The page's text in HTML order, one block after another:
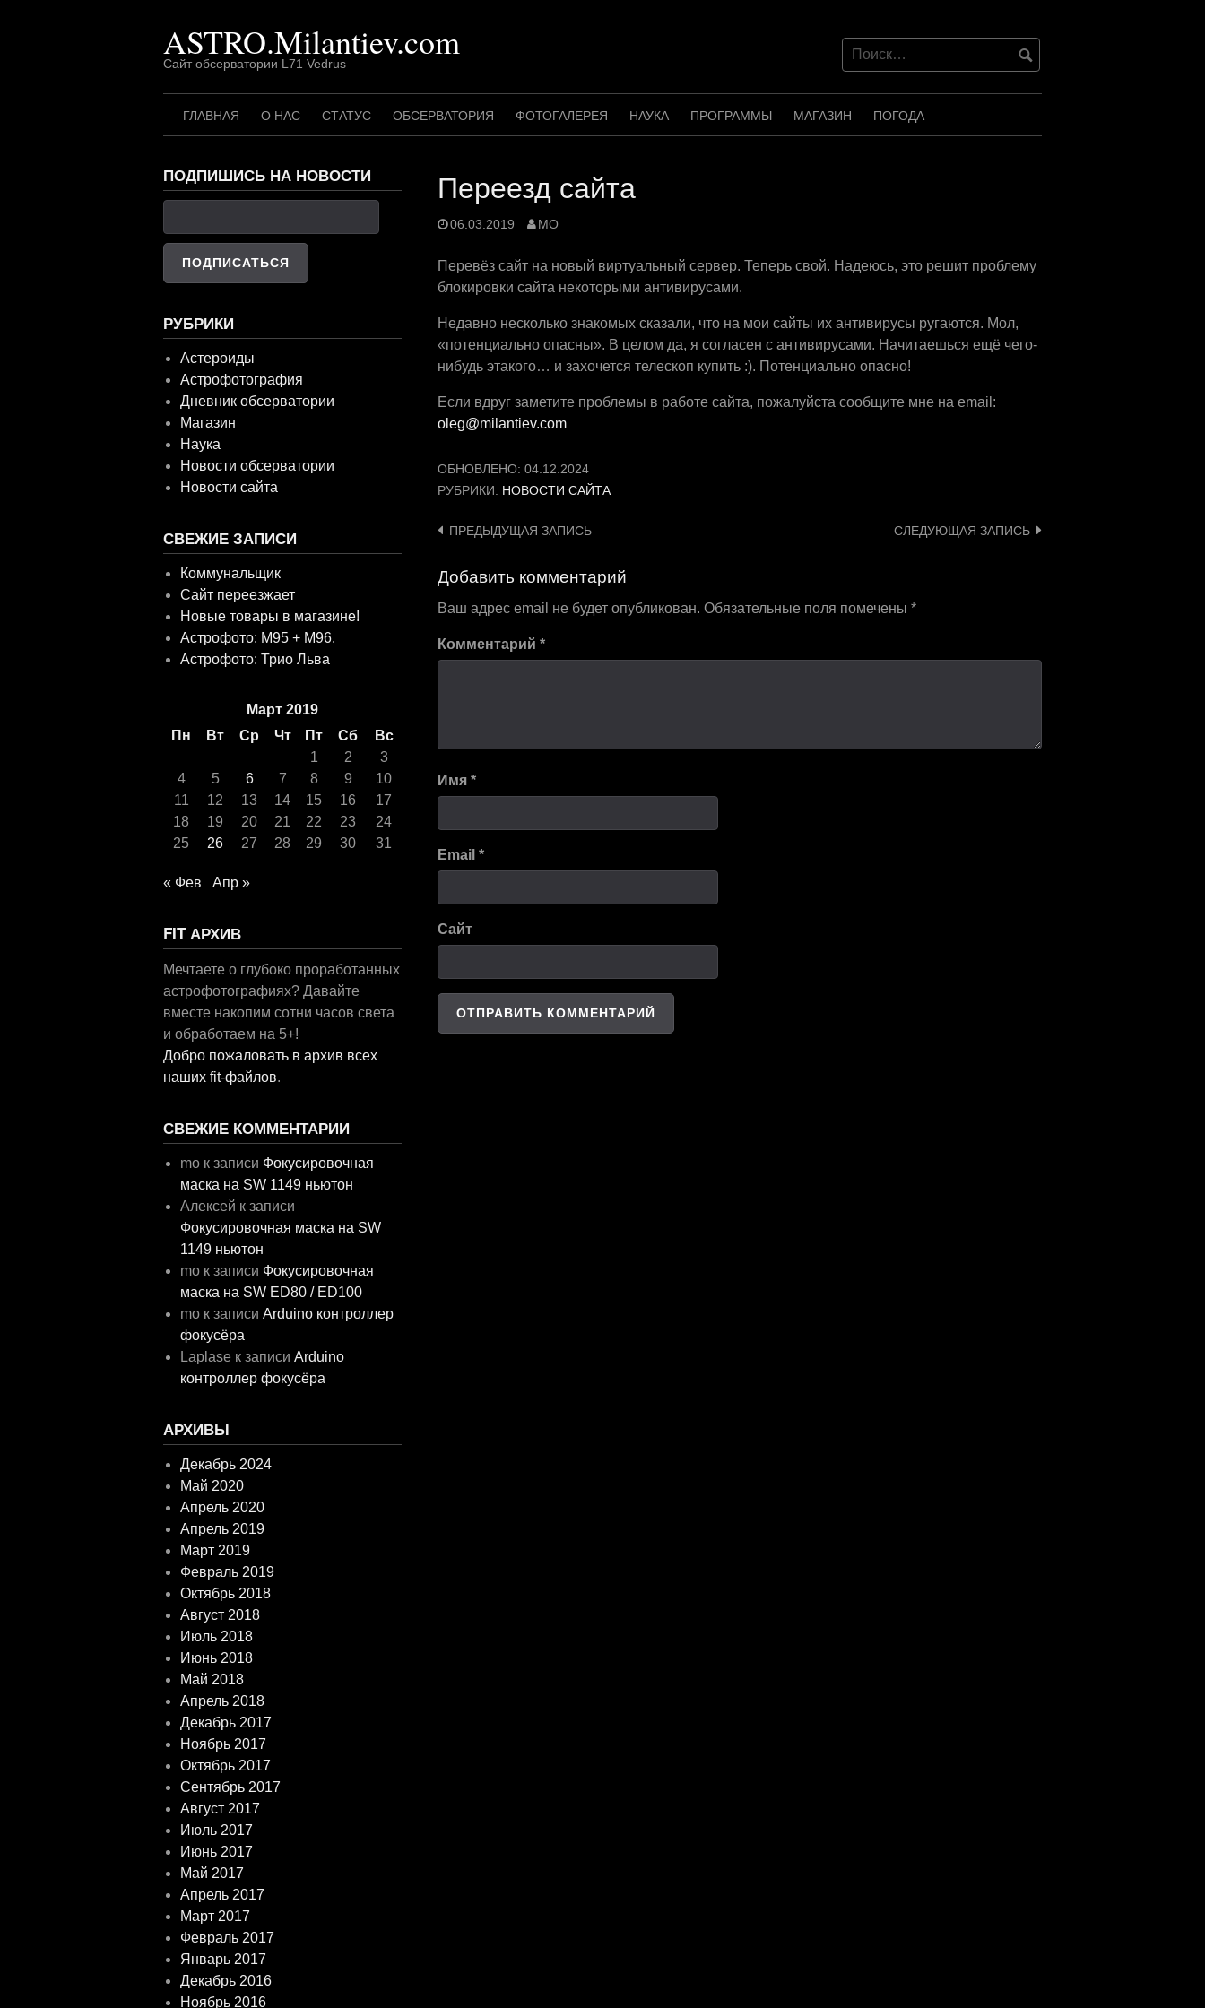
ASTRO.Milantiev.com
Сайт обсерватории L71 Vedrus
ГЛАВНАЯ О НАС СТАТУС ОБСЕРВАТОРИЯ ФОТОГАЛЕРЕЯ НАУКА ПРОГРАММЫ МАГАЗИН ПОГОДА
Переезд сайта
06.03.2019 MO
Перевёз сайт на новый виртуальный сервер. Теперь свой. Надеюсь, это решит проблему
блокировки сайта некоторыми антивирусами.
Недавно несколько знакомых сказали, что на мои сайты их антивирусы ругаются. Мол,
«потенциально опасны». В целом да, я согласен с антивирусами. Начитаешься ещё чего-
нибудь этакого… и захочется телескоп купить :). Потенциально опасно!
Если вдруг заметите проблемы в работе сайта, пожалуйста сообщите мне на email:
oleg@milantiev.com
ОБНОВЛЕНО: 04.12.2024
РУБРИКИ: НОВОСТИ САЙТА
Навигация
записям
ПРЕДЫДУЩАЯ ЗАПИСЬ СЛЕДУЮЩАЯ ЗАПИСЬ
Добавить комментарий
Ваш адрес email не будет опубликован. Обязательные поля помечены *
Комментарий *
Имя *
Email *
Сайт
ПОДПИШИСЬ НА НОВОСТИ
РУБРИКИ
Астероиды
Астрофотография
Дневник обсерватории
Магазин
Наука
Новости обсерватории
Новости сайта
СВЕЖИЕ ЗАПИСИ
Коммунальщик
Сайт переезжает
Новые товары в магазине!
Астрофото: M95 + M96.
Астрофото: Трио Льва
Март 2019
Пн
Вт Ср Чт Пт Сб
Вс
1
2
3
4
5 6 7 8 9
10
11
12 13 14 15 16
17
18
19 20 21 22 23
24
25
26 27 28 29 30 31
« Фев Апр »
FIT АРХИВ
Мечтаете о глубоко проработанных
астрофотографиях? Давайте
вместе накопим сотни часов света
и обработаем на 5+!
Добро пожаловать в архив всех
наших fit-файлов.
СВЕЖИЕ КОММЕНТАРИИ
mo к записи Фокусировочная
маска на SW 1149 ньютон
Алексей к записи
Фокусировочная маска на SW
1149 ньютон
mo к записи Фокусировочная
маска на SW ED80 / ED100
mo к записиArduino контроллер
фокусёра
Laplase к записиArduino
контроллер фокусёра
АРХИВЫ
Декабрь 2024
Май 2020
Апрель 2020
Апрель 2019
Март 2019
Февраль 2019
Октябрь 2018
Август 2018
Июль 2018
Июнь 2018
Май 2018
Апрель 2018
Декабрь 2017
Ноябрь 2017
Октябрь 2017
Сентябрь 2017
Август 2017
Июль 2017
Июнь 2017
Май 2017
Апрель 2017
Март 2017
Февраль 2017
Январь 2017
Декабрь 2016
Ноябрь 2016